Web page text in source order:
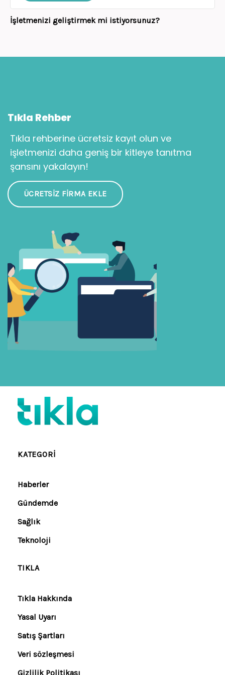
İşletmenizi geliştirmek mi istiyorsunuz?
Tıkla Rehber
Tıkla rehberine ücretsiz kayıt olun ve
işletmenizi daha geniş bir kitleye tanıtma
şansını yakalayın!
ÜCRETSIZ FIRMA EKLE
KATEGORI
Haberler
Gündemde
Sağlık
Teknoloji
TIKLA
Tıkla Hakkında
Yasal Uyarı
Satış Şartları
Veri sözleşmesi
Gizlilik Politikası
Beni Hatırla
Parolanızı mı unuttunuz?